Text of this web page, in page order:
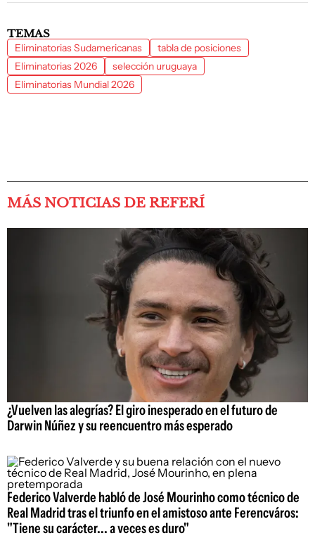
TEMAS
Eliminatorias Sudamericanas
tabla de posiciones
Eliminatorias 2026
selección uruguaya
Eliminatorias Mundial 2026
MÁS NOTICIAS DE REFERÍ
¿Vuelven las alegrías? El giro inesperado en el futuro de
Darwin Núñez y su reencuentro más esperado
Federico Valverde habló de José Mourinho como técnico de
Real Madrid tras el triunfo en el amistoso ante Ferencváros:
"Tiene su carácter... a veces es duro"